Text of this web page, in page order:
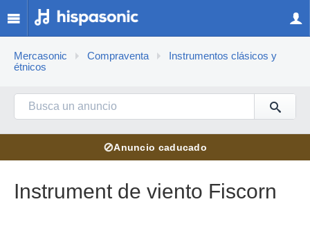
Mercasonic Compraventa
Instrumentos clásicos y
étnicos
⊘Anuncio caducado
Instrument de viento Fiscorn